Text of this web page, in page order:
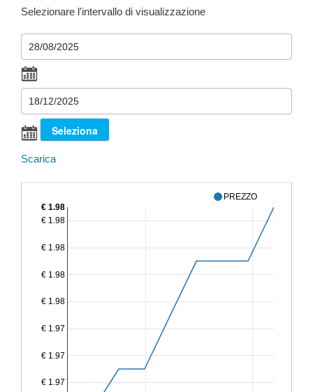
Selezionare l'intervallo di visualizzazione
Scarica
PREZZO
€ 1.97
€ 1.97
€ 1.97
€ 1.98
€ 1.98
€ 1.98
€ 1.98
€ 1.98